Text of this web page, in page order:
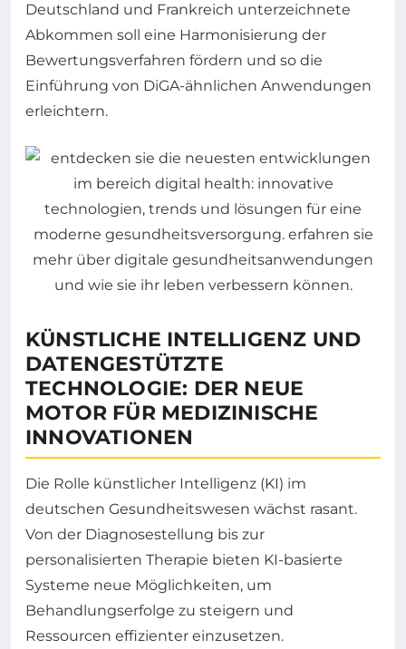
Deutschland und Frankreich unterzeichnete
Abkommen soll eine Harmonisierung der
Bewertungsverfahren fördern und so die
Einführung von DiGA-ähnlichen Anwendungen
erleichtern.
KÜNSTLICHE INTELLIGENZ UND
DATENGESTÜTZTE
TECHNOLOGIE: DER NEUE
MOTOR FÜR MEDIZINISCHE
INNOVATIONEN
Die Rolle künstlicher Intelligenz (KI) im
deutschen Gesundheitswesen wächst rasant.
Von der Diagnosestellung bis zur
personalisierten Therapie bieten KI-basierte
Systeme neue Möglichkeiten, um
Behandlungserfolge zu steigern und
Ressourcen effizienter einzusetzen.